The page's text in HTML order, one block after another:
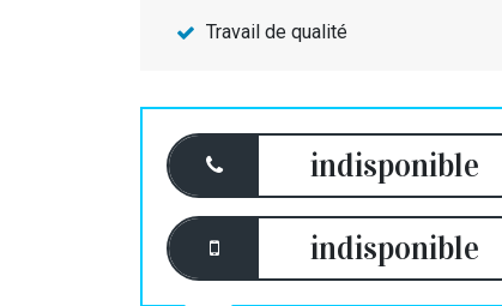
Travail de qualité
indisponible
indisponible